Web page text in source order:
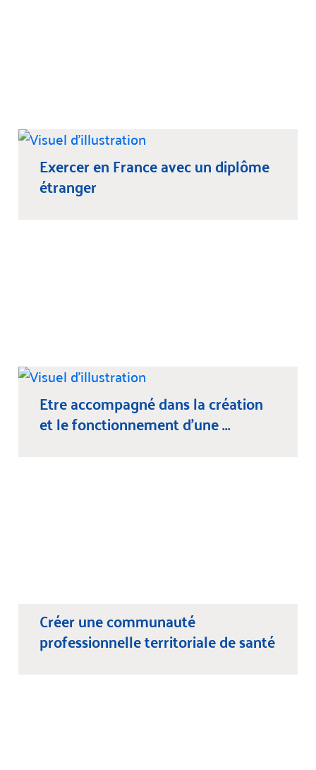
Exercer en France avec un diplôme
étranger
Etre accompagné dans la création
et le fonctionnement d’une ...
Créer une communauté
professionnelle territoriale de santé